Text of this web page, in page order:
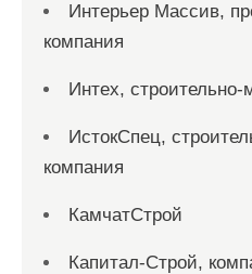
Интерьер Массив,
компания
Интех,
ИстокСпец,
компания
КамчатСтрой
Капитал-Строй,